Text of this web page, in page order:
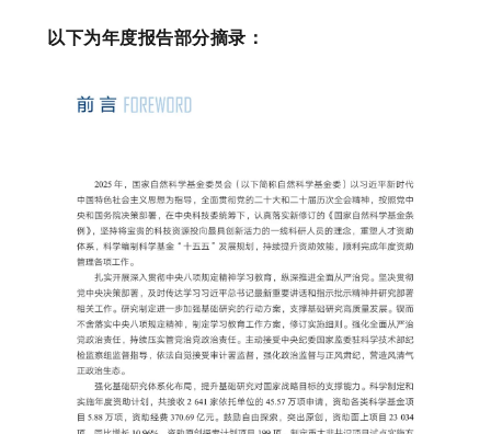
以下为年度报告部分摘录：